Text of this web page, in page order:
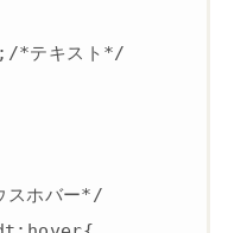
テキスト*/
スホバー*/